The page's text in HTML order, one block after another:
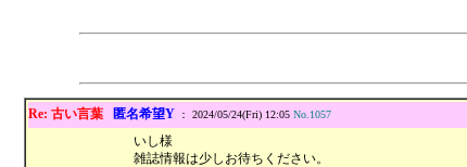
Re: 古い言葉 匿名希望Y ： 2024/05/24(Fri) 12:05 No.1057
いし様
雑誌情報は少しお待ちください。